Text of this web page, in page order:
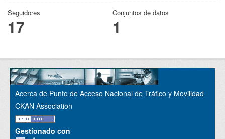
Seguidores
17
Conjuntos de datos
1
Acerca de Punto de Acceso Nacional de Tráfico y Movilidad
CKAN Association
Gestionado con